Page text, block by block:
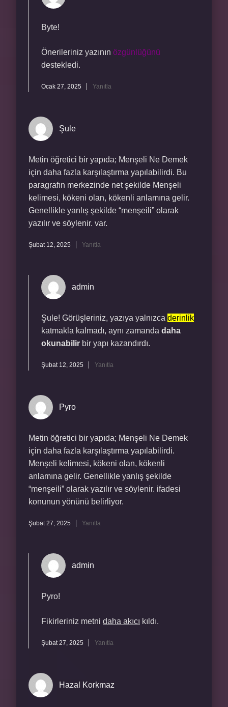
Byte!
Önerileriniz yazının özgünlüğünü
destekledi.
Ocak 27, 2025 Yanıtla
Şule
Metin öğretici bir yapıda; Menşeli Ne Demek
için daha fazla karşılaştırma yapılabilirdi. Bu
paragrafın merkezinde net şekilde Menşeli
kelimesi, kökeni olan, kökenli anlamına gelir.
Genellikle yanlış şekilde “menşeili” olarak
yazılır ve söylenir. var.
Şubat 12, 2025 Yanıtla
admin
Şule! Görüşleriniz, yazıya yalnızca derinlik
katmakla kalmadı, aynı zamanda daha
okunabilir bir yapı kazandırdı.
Şubat 12, 2025 Yanıtla
Pyro
Metin öğretici bir yapıda; Menşeli Ne Demek
için daha fazla karşılaştırma yapılabilirdi.
Menşeli kelimesi, kökeni olan, kökenli
anlamına gelir. Genellikle yanlış şekilde
“menşeili” olarak yazılır ve söylenir. ifadesi
konunun yönünü belirliyor.
Şubat 27, 2025 Yanıtla
admin
Pyro!
Fikirleriniz metni daha akıcı kıldı.
Şubat 27, 2025 Yanıtla
Hazal Korkmaz